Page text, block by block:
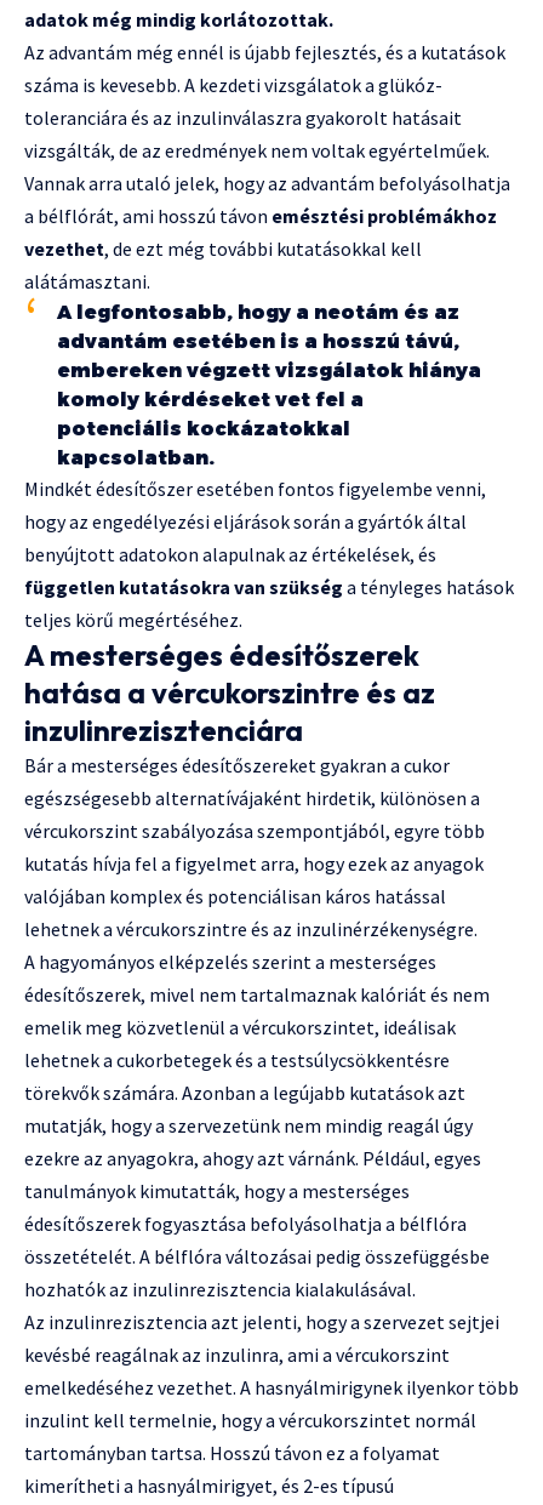
adatok még mindig korlátozottak.
Az advantám még ennél is újabb fejlesztés, és a kutatások
száma is kevesebb. A kezdeti vizsgálatok a glükóz-
toleranciára és az inzulinválaszra gyakorolt hatásait
vizsgálták, de az eredmények nem voltak egyértelműek.
Vannak arra utaló jelek, hogy az advantám befolyásolhatja
a bélflórát, ami hosszú távon emésztési problémákhoz
vezethet, de ezt még további kutatásokkal kell
alátámasztani.
A legfontosabb, hogy a neotám és az
advantám esetében is a hosszú távú,
embereken végzett vizsgálatok hiánya
komoly kérdéseket vet fel a
potenciális kockázatokkal
kapcsolatban.
Mindkét édesítőszer esetében fontos figyelembe venni,
hogy az engedélyezési eljárások során a gyártók által
benyújtott adatokon alapulnak az értékelések, és
független kutatásokra van szükség a tényleges hatások
teljes körű megértéséhez.
A mesterséges édesítőszerek
hatása a vércukorszintre és az
inzulinrezisztenciára
Bár a mesterséges édesítőszereket gyakran a cukor
egészségesebb alternatívájaként hirdetik, különösen a
vércukorszint szabályozása szempontjából, egyre több
kutatás hívja fel a figyelmet arra, hogy ezek az anyagok
valójában komplex és potenciálisan káros hatással
lehetnek a vércukorszintre és az inzulinérzékenységre.
A hagyományos elképzelés szerint a mesterséges
édesítőszerek, mivel nem tartalmaznak kalóriát és nem
emelik meg közvetlenül a vércukorszintet, ideálisak
lehetnek a cukorbetegek és a testsúlycsökkentésre
törekvők számára. Azonban a legújabb kutatások azt
mutatják, hogy a szervezetünk nem mindig reagál úgy
ezekre az anyagokra, ahogy azt várnánk. Például, egyes
tanulmányok kimutatták, hogy a mesterséges
édesítőszerek fogyasztása befolyásolhatja a bélflóra
összetételét. A bélflóra változásai pedig összefüggésbe
hozhatók az inzulinrezisztencia kialakulásával.
Az inzulinrezisztencia azt jelenti, hogy a szervezet sejtjei
kevésbé reagálnak az inzulinra, ami a vércukorszint
emelkedéséhez vezethet. A hasnyálmirigynek ilyenkor több
inzulint kell termelnie, hogy a vércukorszintet normál
tartományban tartsa. Hosszú távon ez a folyamat
kimerítheti a hasnyálmirigyet, és 2-es típusú